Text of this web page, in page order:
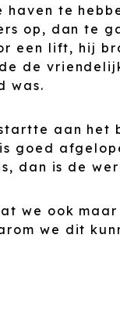
haven te
op, dan te
een lift, hij
de
was.
aan het
goed
dan is de
we ook
we dit